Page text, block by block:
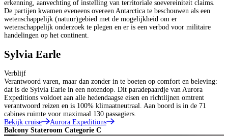
erkenning, aanvechting of instelling van territoriale soevereiniteit claims.
De partijen kwamen eveneens overeen Antarctica te beschouwen als een
wetenschappelijk (natuur)gebied met de mogelijkheid om er
wetenschappelijk onderzoek te plegen en er is een verbod voor militaire
handelingen op het continent.
Sylvia Earle
Verblijf
Verantwoord varen, maar dan zonder in te boeten op comfort en beleving:
dat is de Sylvia Earle in een notendop. Dit paradepaardje van Aurora
Expeditions voldoet aan alle hedendaagse eisen en richtlijnen omtrent
verantwoord reizen en is 100% klimaatneutraal. Aan boord is in de 71
cabines ruimte voor maximaal 130 passagiers.
Bekijk cruise
Aurora Expeditions
Balcony Stateroom Categorie C